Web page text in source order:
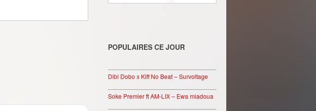
POPULAIRES CE JOUR
Dibi Dobo x Kiff No Beat – Survoltage
Soke Premier ft AM-LIX – Ewa miadoua